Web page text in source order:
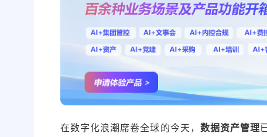
在数字化浪潮席卷全球的今天， 数据资产管理